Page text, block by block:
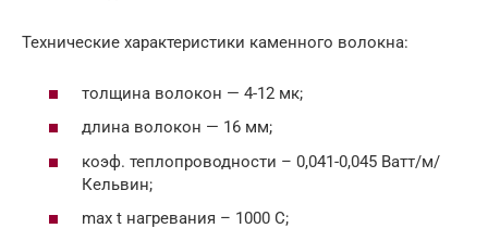
Технические характеристики каменного волокна:
толщина волокон — 4-12 мк;
длина волокон — 16 мм;
коэф. теплопроводности – 0,041-0,045 Ватт/м/
Кельвин;
max t нагревания – 1000 С;